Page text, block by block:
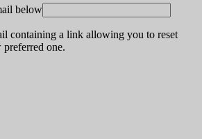
below
containing a link allowing you to reset
one.